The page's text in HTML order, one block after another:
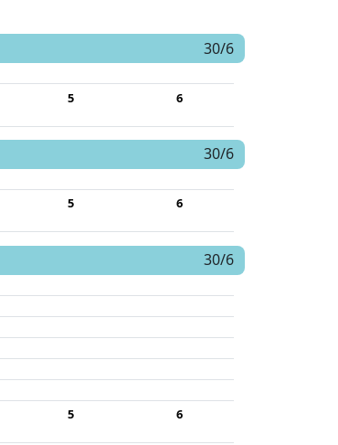
30/6
5 6
30/6
5 6
30/6
5 6